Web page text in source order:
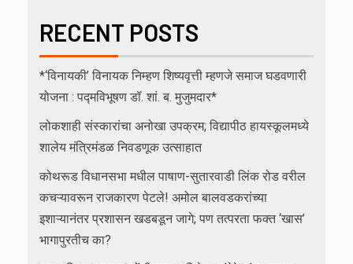
RECENT POSTS
*‘विनायकी’ विनायक निम्हण शिष्यवृत्ती म्हणजे समाज घडवणारी
योजना : पद्मविभूषण डॉ. शां. ब. मुजुमदार*
लोकशाही संस्कारांचा अनोखा उपक्रम; विद्यापीठ हायस्कूलमध्ये
शालेय मंत्रिमंडळ निवडणूक उत्साहात
कोथरूड विधानसभा मधील पाषाण-सुतारवाडी लिंक रोड वरील
कचऱ्यावरून राजकारण पेटले! अमोल बालवडकरांच्या
इशाऱ्यानंतर प्रशासन खडबडून जागे; पण तत्परता फक्त ‘खास’
भागापुरतीच का?